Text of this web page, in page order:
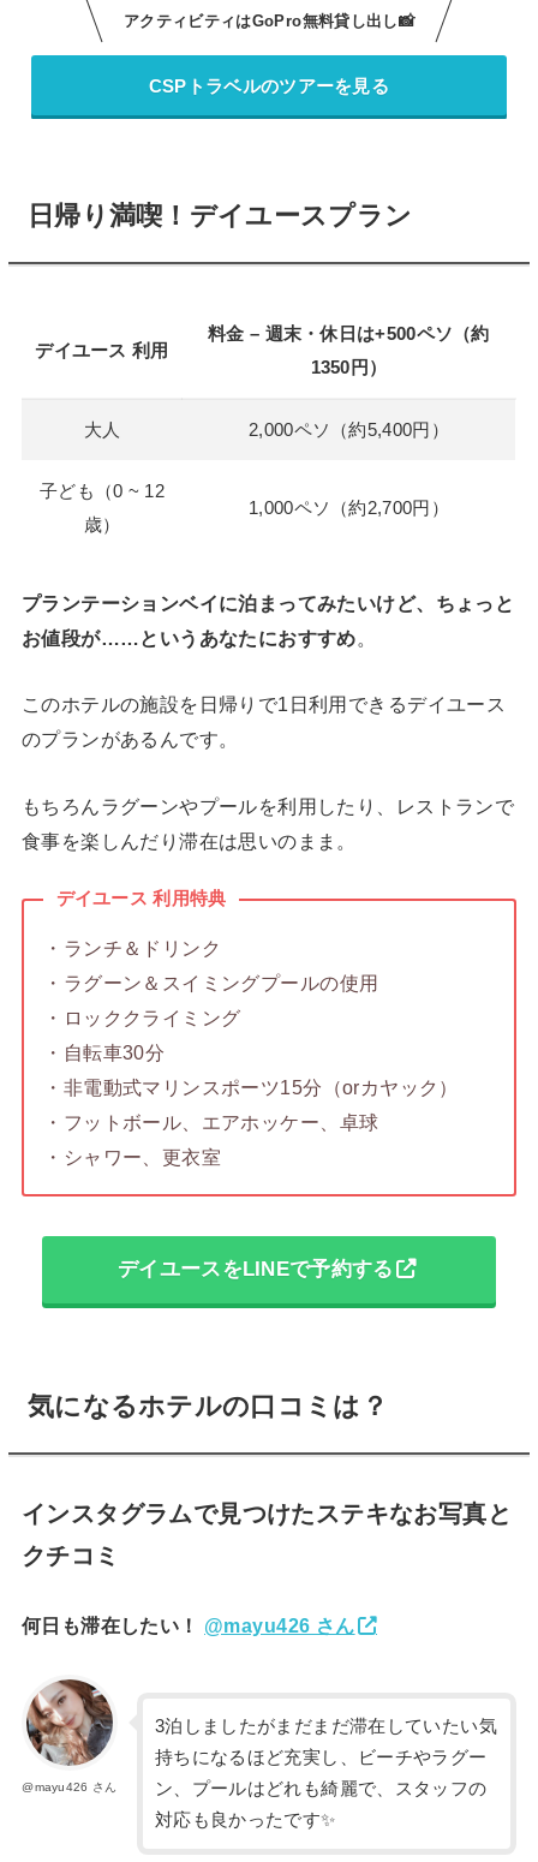
アクティビティはGoPro無料貸し出し📸
CSPトラベルのツアーを見る
日帰り満喫！デイユースプラン
デイユース 利用
料金 – 週末・休日は+500ペソ（約
1350円）
大人 2,000ペソ（約5,400円）
子ども（0 ~ 12
歳）
1,000ペソ（約2,700円）
プランテーションベイに泊まってみたいけど、ちょっと
お値段が……というあなたにおすすめ。
このホテルの施設を日帰りで1日利用できるデイユース
のプランがあるんです。
もちろんラグーンやプールを利用したり、レストランで
食事を楽しんだり滞在は思いのまま。
デイユース 利用特典
・ランチ＆ドリンク
・ラグーン＆スイミングプールの使用
・ロッククライミング
・自転車30分
・非電動式マリンスポーツ15分（orカヤック）
・フットボール、エアホッケー、卓球
・シャワー、更衣室
デイユースをLINEで予約する
気になるホテルの口コミは？
インスタグラムで見つけたステキなお写真と
クチコミ
何日も滞在したい！ @mayu426 さん
@mayu426 さん
3泊しましたがまだまだ滞在していたい気
持ちになるほど充実し、ビーチやラグー
ン、プールはどれも綺麗で、スタッフの
対応も良かったです✨